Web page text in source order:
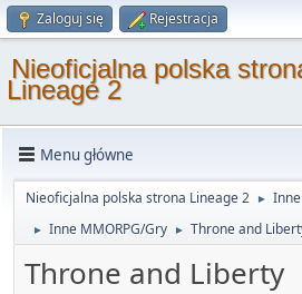
Zaloguj się Rejestracja
Nieoficjalna polska
Lineage 2
Menu główne
Nieoficjalna polska strona Lineage 2 ►
► Inne MMORPG/Gry ► Throne and
Throne and Liberty